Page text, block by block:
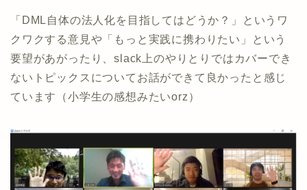
「DML自体の法人化を目指してはどうか？」というワ
クワクする意見や「もっと実践に携わりたい」という
要望があがったり、slack上のやりとりではカバーでき
ないトピックスについてお話ができて良かったと感じ
ています（小学生の感想みたいorz）